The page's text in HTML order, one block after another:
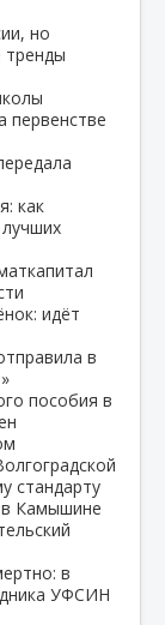
но
тренды
первенстве
как
идёт
в
пособия в
стандарту
в Камышине
в
УФСИН